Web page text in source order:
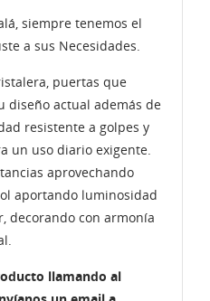
siempre tenemos el
a sus Necesidades.
puertas que
diseño actual además de
resistente a golpes y
un uso diario exigente.
aprovechando
aportando luminosidad
decorando con armonía
llamando al